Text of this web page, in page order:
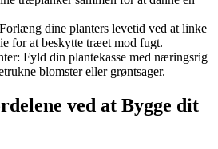
dine planters levetid ved at linke
for at beskytte træet mod fugt.
Fyld din plantekasse med næringsrig
blomster eller grøntsager.
ved at Bygge dit